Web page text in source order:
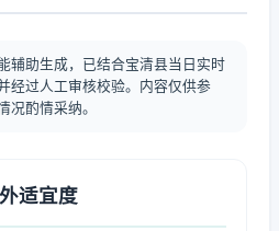
辅助生成，已结合宝清县当日实时
经过人工审核校验。内容仅供参
况酌情采纳。
适宜度